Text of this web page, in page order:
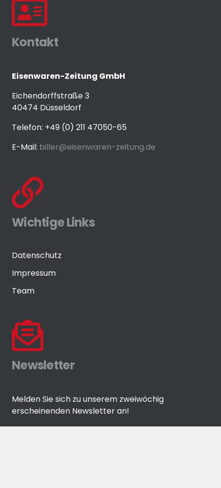
Kontakt
Eisenwaren-Zeitung GmbH
Eichendorffstraße 3
40474 Düsseldorf
Telefon: +49 (0) 211 47050-65
E-Mail: biller@eisenwaren-zeitung.de
Wichtige Links
Datenschutz
Impressum
Team
Newsletter
Melden Sie sich zu unserem zweiwöchig
erscheinenden Newsletter an!